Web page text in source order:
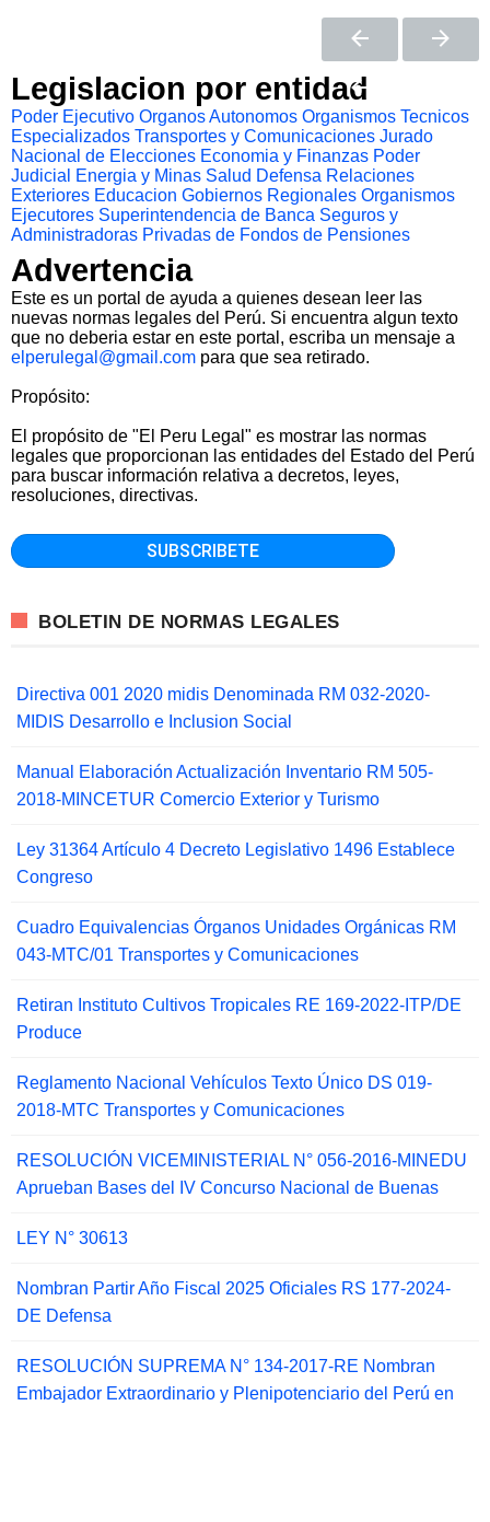
Legislacion por entidad
Poder Ejecutivo Organos Autonomos Organismos Tecnicos
Especializados Transportes y Comunicaciones Jurado
Nacional de Elecciones Economia y Finanzas Poder
Judicial
Energia y Minas Salud Defensa Relaciones
Exteriores Educacion Gobiernos Regionales Organismos
Ejecutores Superintendencia de Banca Seguros y
Administradoras Privadas de Fondos de Pensiones
Advertencia
Este es un portal de ayuda a quienes desean leer las
nuevas normas legales del Perú. Si encuentra algun texto
que no deberia estar en este portal, escriba un mensaje a
elperulegal@gmail.com para que sea retirado.
Propósito:
El propósito de "El Peru Legal" es mostrar las normas
legales que proporcionan las entidades del Estado del Perú
para buscar información relativa a decretos, leyes,
resoluciones, directivas.
BOLETIN DE NORMAS LEGALES
Directiva 001 2020 midis Denominada RM 032-2020-
MIDIS Desarrollo e Inclusion Social
Manual Elaboración Actualización Inventario RM 505-
2018-MINCETUR Comercio Exterior y Turismo
Ley 31364 Artículo 4 Decreto Legislativo 1496 Establece
Congreso
Cuadro Equivalencias Órganos Unidades Orgánicas RM
043-MTC/01 Transportes y Comunicaciones
Retiran Instituto Cultivos Tropicales RE 169-2022-ITP/DE
Produce
Reglamento Nacional Vehículos Texto Único DS 019-
2018-MTC Transportes y Comunicaciones
RESOLUCIÓN VICEMINISTERIAL N° 056-2016-MINEDU
Aprueban Bases del IV Concurso Nacional de Buenas
LEY N° 30613
Nombran Partir Año Fiscal 2025 Oficiales RS 177-2024-
DE Defensa
RESOLUCIÓN SUPREMA N° 134-2017-RE Nombran
Embajador Extraordinario y Plenipotenciario del Perú en